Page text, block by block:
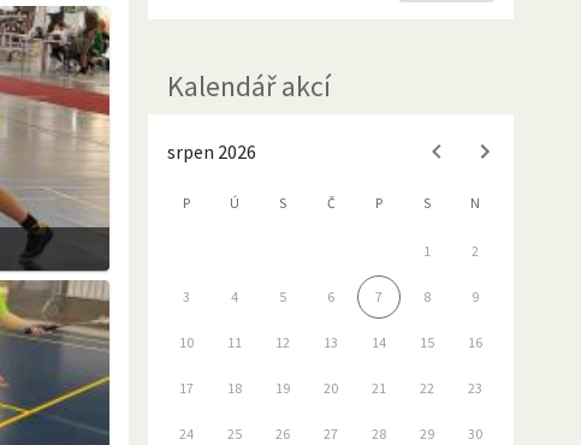
Kalendář akcí
srpen 2026
P Ú S Č P S N
1 2
3 4 5 6 7 8 9
10 11 12 13 14 15 16
17 18 19 20 21 22 23
24 25 26 27 28 29 30